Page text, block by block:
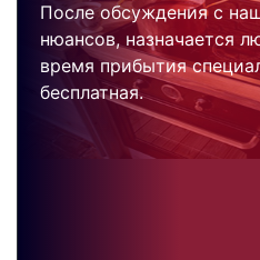
После обсуждения с
нюансов, назначается
время прибытия
бесплатная.